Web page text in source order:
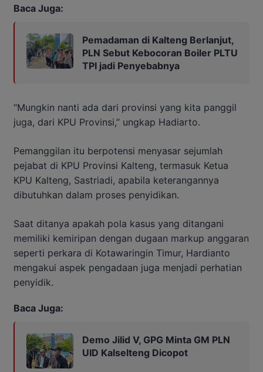
Baca Juga:
Pemadaman di Kalteng Berlanjut,
PLN Sebut Kebocoran Boiler PLTU
TPI jadi Penyebabnya
“Mungkin nanti ada dari provinsi yang kita panggil
juga, dari KPU Provinsi,” ungkap Hadiarto.
Pemanggilan itu berpotensi menyasar sejumlah
pejabat di KPU Provinsi Kalteng, termasuk Ketua
KPU Kalteng, Sastriadi, apabila keterangannya
dibutuhkan dalam proses penyidikan.
Saat ditanya apakah pola kasus yang ditangani
memiliki kemiripan dengan dugaan markup anggaran
seperti perkara di Kotawaringin Timur, Hardianto
mengakui aspek pengadaan juga menjadi perhatian
penyidik.
Baca Juga:
Demo Jilid V, GPG Minta GM PLN
UID Kalselteng Dicopot